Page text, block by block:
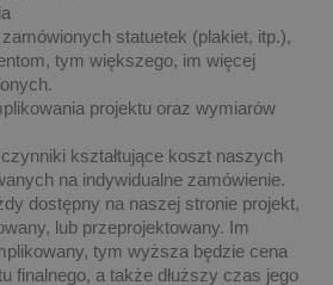
statuetek (plakiet, itp.),
tym większego, im więcej
projektu oraz wymiarów
kształtujące koszt naszych
na indywidualne zamówienie.
dostępny na naszej stronie projekt,
lub przeprojektowany. Im
tym wyższa będzie cena
finalnego, a także dłuższy czas jego